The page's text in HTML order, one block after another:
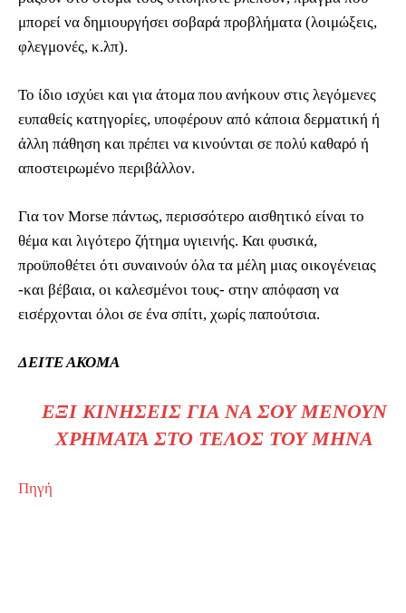
μπορεί να δημιουργήσει σοβαρά προβλήματα (λοιμώξεις,
φλεγμονές, κ.λπ).
Το ίδιο ισχύει και για άτομα που ανήκουν στις λεγόμενες
ευπαθείς κατηγορίες, υποφέρουν από κάποια δερματική ή
άλλη πάθηση και πρέπει να κινούνται σε πολύ καθαρό ή
αποστειρωμένο περιβάλλον.
Για τον Morse πάντως, περισσότερο αισθητικό είναι το
θέμα και λιγότερο ζήτημα υγιεινής. Και φυσικά,
προϋποθέτει ότι συναινούν όλα τα μέλη μιας οικογένειας
-και βέβαια, οι καλεσμένοι τους- στην απόφαση να
εισέρχονται όλοι σε ένα σπίτι, χωρίς παπούτσια.
ΔΕΙΤΕ ΑΚΟΜΑ
ΈΞΙ ΚΙΝΉΣΕΙΣ ΓΙΑ ΝΑ ΣΟΥ ΜΈΝΟΥΝ
ΧΡΉΜΑΤΑ ΣΤΟ ΤΈΛΟΣ ΤΟΥ ΜΉΝΑ
Πηγή